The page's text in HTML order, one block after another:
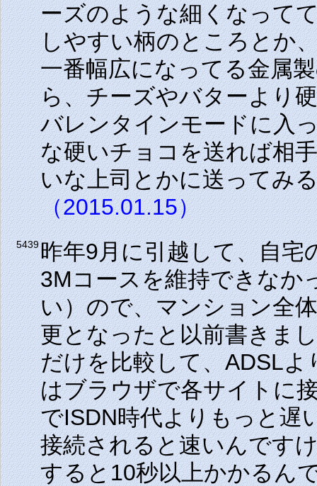
ーズのような細くなって
しやすい柄のところとか
一番幅広になってる金属
ら、チーズやバターより
バレンタインモードに入
な硬いチョコを送れば相
いな上司とかに送ってみ
（2015.01.15）
5439昨年9月に引越して、自
3Mコースを維持できなか
い）ので、マンション全
更となったと以前書きま
だけを比較して、ADSL
はブラウザで各サイトに
でISDN時代よりもっと遅
接続されると速いんです
すると10秒以上かかるん